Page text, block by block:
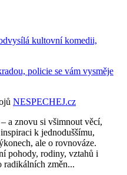
kultovní komedii,
policie se vám vysměje
NESPECHEJ.cz
a znovu si všimnout věcí,
k jednoduššímu,
ale o rovnováze.
pohody, rodiny, vztahů i
radikálních změn...